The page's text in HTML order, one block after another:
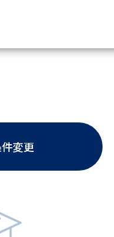
の資料種類から請
学部・学科パンフ
学校推薦型選抜 募集要項
以外の資料から請
変更